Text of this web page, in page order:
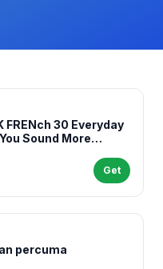
FRENch 30 Everyday
Sound More
Get
percuma